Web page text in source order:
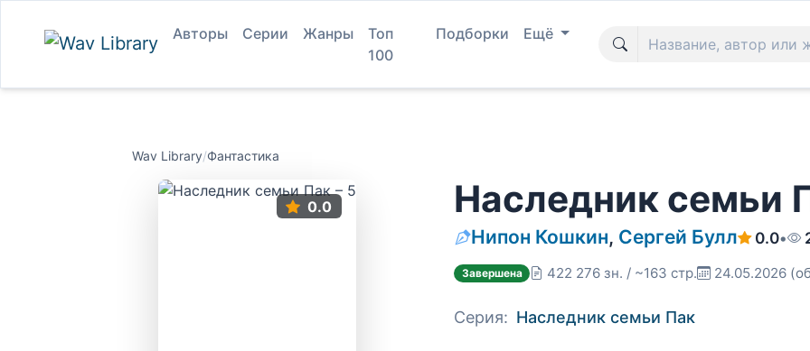
Авторы Серии Жанры
Топ
100
Подборки Ещё
Wav Library/Фантастика
0.0 Наследник семьи
Нипон Кошкин, Сергей Булл 0.0•
Завершена 422 276 зн. / ~163 стр. 24.05.2026
Серия: Наследник семьи Пак